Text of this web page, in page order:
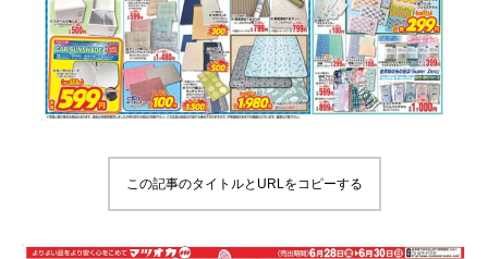
この記事のタイトルとURLをコピーする